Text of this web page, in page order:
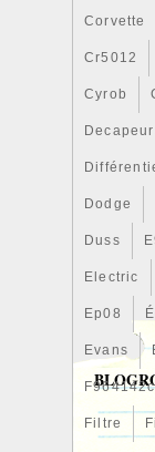
Corvette
Cr5012
Cyrob
Dodge
Duss
Electric
Ep08
Evans
F964142c
Filtre